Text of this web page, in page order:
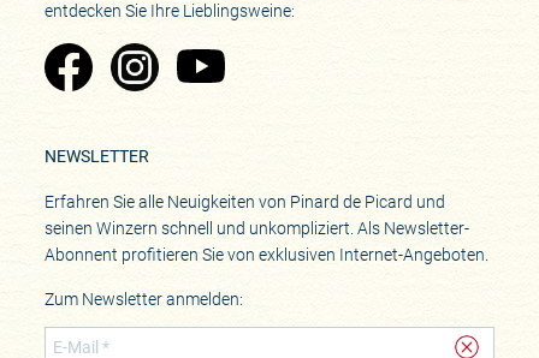
entdecken Sie Ihre Lieblingsweine:
Zu Pinard's Facebook-Seite
Zu Pinard's Instagram-Seite
Zu Pinard's YouTube-Seite
NEWSLETTER
Erfahren Sie alle Neuigkeiten von Pinard de Picard und
seinen Winzern schnell und unkompliziert. Als Newsletter-
Abonnent profitieren Sie von exklusiven Internet-Angeboten.
Zum Newsletter anmelden: